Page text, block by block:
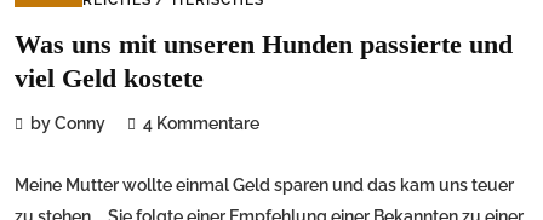
Was uns mit unseren Hunden passierte und
viel Geld kostete
by Conny 4 Kommentare
Meine Mutter wollte einmal Geld sparen und das kam uns teuer
zu stehen…. Sie folgte einer Empfehlung einer Bekannten zu einer